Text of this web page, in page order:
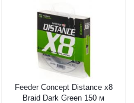
Feeder Concept Distance x8
Braid Dark Green 150 м